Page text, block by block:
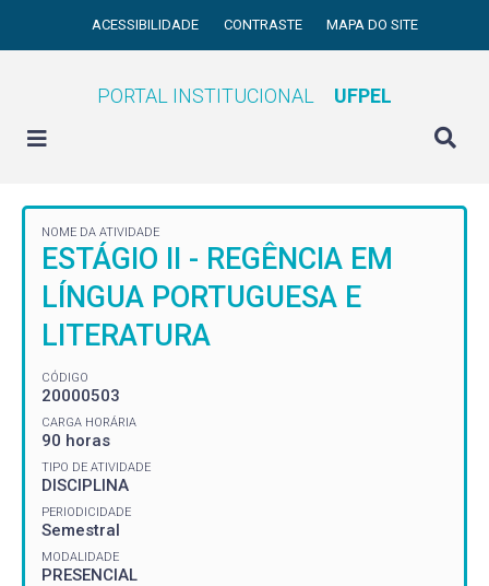
ACESSIBILIDADE CONTRASTE MAPA DO SITE
PORTAL INSTITUCIONAL UFPEL
NOME DA ATIVIDADE
ESTÁGIO II - REGÊNCIA EM
LÍNGUA PORTUGUESA E
LITERATURA
CÓDIGO
20000503
CARGA HORÁRIA
90 horas
TIPO DE ATIVIDADE
DISCIPLINA
PERIODICIDADE
Semestral
MODALIDADE
PRESENCIAL